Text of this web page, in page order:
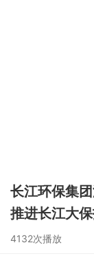
长江环保集
推进长江大
4132次播放